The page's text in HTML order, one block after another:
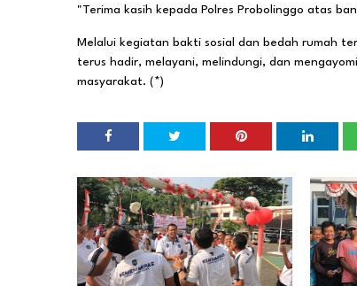
"Terima kasih kepada Polres Probolinggo atas
Melalui kegiatan bakti sosial dan bedah rumah
terus hadir, melayani, melindungi, dan
masyarakat. (*)